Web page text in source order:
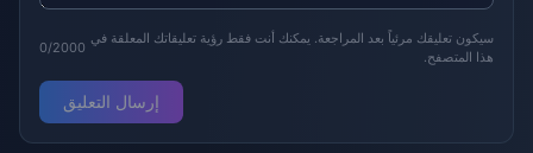
سيكون تعليقك مرئياً بعد المراجعة. يمكنك أنت فقط رؤية تعليقاتك المعلقة في
هذا المتصفح.
0/2000
إرسال التعليق